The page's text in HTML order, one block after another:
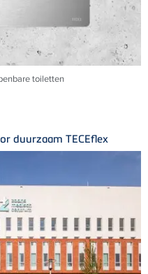
toiletten
duurzaam TECEflex